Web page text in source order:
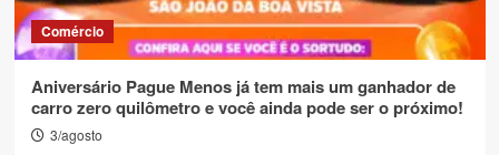
Comércio
Aniversário Pague Menos já tem mais um ganhador de
carro zero quilômetro e você ainda pode ser o próximo!
3/agosto